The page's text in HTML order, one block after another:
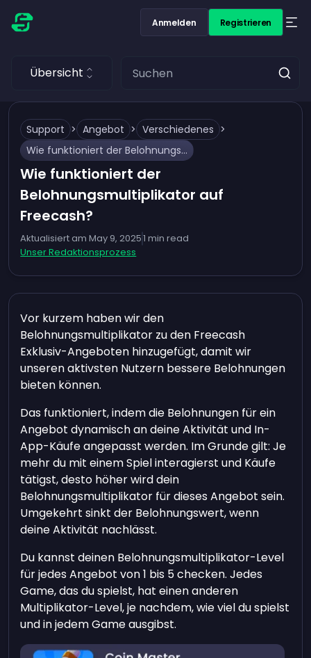
Anmelden Registrieren
Übersicht
Support > Angebot > Verschiedenes >
Wie funktioniert der Belohnungsmultiplikator auf Freecash?
Wie funktioniert der
Belohnungsmultiplikator auf
Freecash?
Aktualisiert am May 9, 20251 min read
Unser Redaktionsprozess
Vor kurzem haben wir den
Belohnungsmultiplikator zu den Freecash
Exklusiv-Angeboten hinzugefügt, damit wir
unseren aktivsten Nutzern bessere Belohnungen
bieten können.
Das funktioniert, indem die Belohnungen für ein
Angebot dynamisch an deine Aktivität und In-
App-Käufe angepasst werden. Im Grunde gilt: Je
mehr du mit einem Spiel interagierst und Käufe
tätigst, desto höher wird dein
Belohnungsmultiplikator für dieses Angebot sein.
Umgekehrt sinkt der Belohnungswert, wenn
deine Aktivität nachlässt.
Du kannst deinen Belohnungsmultiplikator-Level
für jedes Angebot von 1 bis 5 checken. Jedes
Game, das du spielst, hat einen anderen
Multiplikator-Level, je nachdem, wie viel du spielst
und in jedem Game ausgibst.